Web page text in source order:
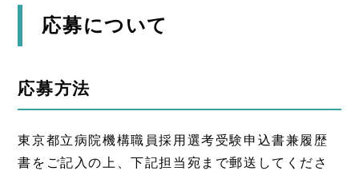
応募について
応募方法
東京都立病院機構職員採用選考受験申込書兼履歴
書をご記入の上、下記担当宛まで郵送してくださ